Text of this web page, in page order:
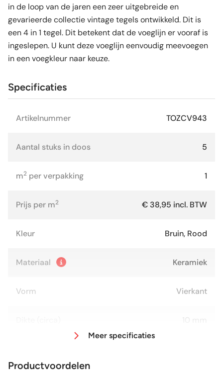
in de loop van de jaren een zeer uitgebreide en
gevarieerde collectie vintage tegels ontwikkeld. Dit is
een 4 in 1 tegel. Dit betekent dat de voeglijn er vooraf is
ingeslepen. U kunt deze voeglijn eenvoudig meevoegen
in een voegkleur naar keuze.
Specificaties
Artikelnummer TOZCV943
Aantal stuks in doos 5
m2 per verpakking 1
Prijs per m2 € 38,95 incl. BTW
Kleur Bruin, Rood
Materiaal Keramiek
Vorm Vierkant
Meer specificaties
Productvoordelen